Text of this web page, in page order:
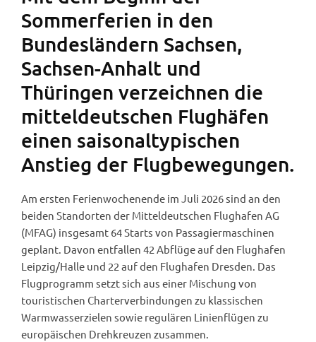
Sommerferien in den
Bundesländern Sachsen,
Sachsen-Anhalt und
Thüringen verzeichnen die
mitteldeutschen Flughäfen
einen saisonaltypischen
Anstieg der Flugbewegungen.
Am ersten Ferienwochenende im Juli 2026 sind an den
beiden Standorten der Mitteldeutschen Flughafen AG
(MFAG) insgesamt 64 Starts von Passagiermaschinen
geplant. Davon entfallen 42 Abflüge auf den Flughafen
Leipzig/Halle und 22 auf den Flughafen Dresden. Das
Flugprogramm setzt sich aus einer Mischung von
touristischen Charterverbindungen zu klassischen
Warmwasserzielen sowie regulären Linienflügen zu
europäischen Drehkreuzen zusammen.